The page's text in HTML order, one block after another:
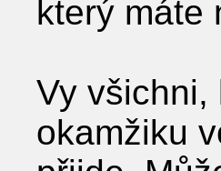
který máte
Vy všichni,
okamžiku